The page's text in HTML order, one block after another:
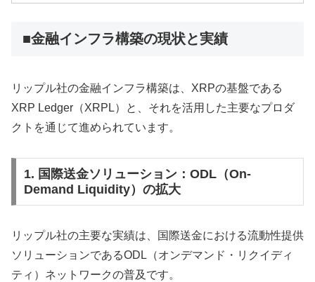
■金融インフラ構築の現状と実績
リップル社の金融インフラ構築は、XRPの基盤である
XRP Ledger（XRPL）と、それを活用した主要なプロダ
クトを通じて進められています。
1. 国際送金ソリューション：ODL（On-
Demand Liquidity）の拡大
リップル社の主要な実績は、国際送金における流動性提供
ソリューションであるODL（オンデマンド・リクイディ
ティ）ネットワークの普及です。